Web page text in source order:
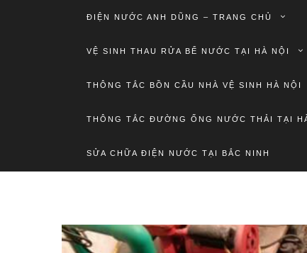
ĐIỆN NƯỚC ANH DŨNG – TRANG CHỦ
VỆ SINH THAU RỬA BỂ NƯỚC TẠI HÀ NỘI
THÔNG TẮC BỒN CẦU NHÀ VỆ SINH HÀ NỘI
THÔNG TẮC ĐƯỜNG ỐNG NƯỚC THẢI TẠI
SỬA CHỮA ĐIỆN NƯỚC TẠI BẮC NINH